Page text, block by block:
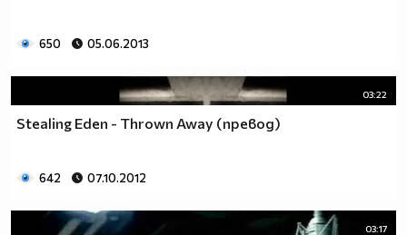
650 05.06.2013
03:22
Stealing Eden - Thrown Away (превод)
642 07.10.2012
03:17